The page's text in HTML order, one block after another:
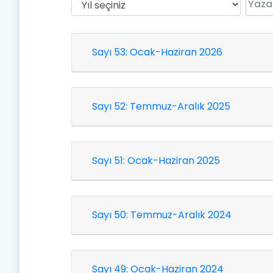
Sayı 53: Ocak-Haziran 2026
Sayı 52: Temmuz-Aralık 2025
Sayı 51: Ocak-Haziran 2025
Sayı 50: Temmuz-Aralık 2024
Sayı 49: Ocak-Haziran 2024